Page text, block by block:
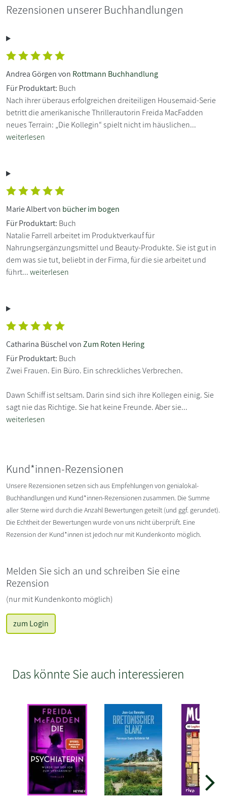
Rezensionen unserer Buchhandlungen
Andrea Görgen von Rottmann Buchhandlung
Für Produktart: Buch
Nach ihrer überaus erfolgreichen dreiteiligen Housemaid-Serie
betritt die amerikanische Thrillerautorin Freida MacFadden
neues Terrain: „Die Kollegin“ spielt nicht im häuslichen...
weiterlesen
Marie Albert von bücher im bogen
Für Produktart: Buch
Natalie Farrell arbeitet im Produktverkauf für
Nahrungsergänzungsmittel und Beauty-Produkte. Sie ist gut in
dem was sie tut, beliebt in der Firma, für die sie arbeitet und
führt...weiterlesen
Catharina Büschel vonZum Roten Hering
Für Produktart: Buch
Zwei Frauen. Ein Büro. Ein schreckliches Verbrechen.
Dawn Schiff ist seltsam. Darin sind sich ihre Kollegen einig. Sie
sagt nie das Richtige. Sie hat keine Freunde. Aber sie...
weiterlesen
Kund*innen-Rezensionen
Unsere Rezensionen setzen sich aus Empfehlungen von genialokal-
Buchhandlungen und Kund*innen-Rezensionen zusammen. Die Summe
aller Sterne wird durch die Anzahl Bewertungen geteilt (und ggf. gerundet).
Die Echtheit der Bewertungen wurde von uns nicht überprüft. Eine
Rezension der Kund*innen ist jedoch nur mit Kundenkonto möglich.
Melden Sie sich an und schreiben Sie eine
Rezension
(nur mit Kundenkonto möglich)
zum Login
Das könnte Sie auch interessieren